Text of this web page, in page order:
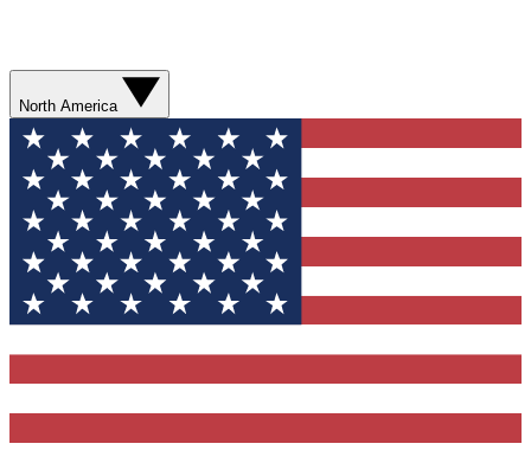
North America